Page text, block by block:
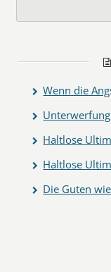
Wenn die
Haltlose
Haltlose
Die Guten